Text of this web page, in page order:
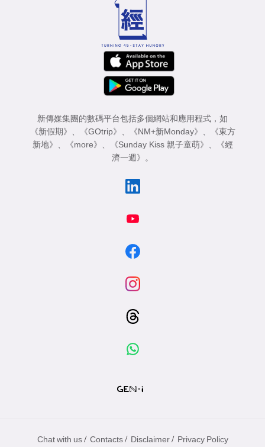
新傳媒集團的數碼平台包括多個網站和應用程式，如
《新假期》
《GOtrip》 《NM+新Monday》
《東方
新地》
《more》 《Sunday Kiss 親子童萌》
《經
濟一週》
。
Chat with us / Contacts / Disclaimer / Privacy Policy